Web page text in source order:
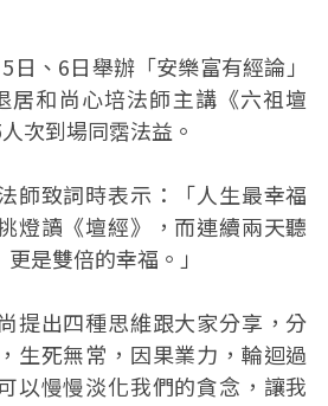
日、6日舉辦「安樂富有經論」
居和尚心培法師主講《六祖壇
次到場同霑法益。
師致詞時表示：「人生最幸福
燈讀《壇經》，而連續兩天聽
是雙倍的幸福。」
提出四種思維跟大家分享，分
生死無常，因果業力，輪迴過
以慢慢淡化我們的貪念，讓我